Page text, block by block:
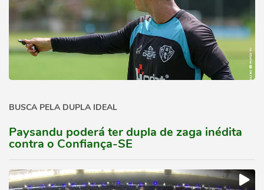
BUSCA PELA DUPLA IDEAL
Paysandu poderá ter dupla de zaga inédita
contra o Confiança-SE